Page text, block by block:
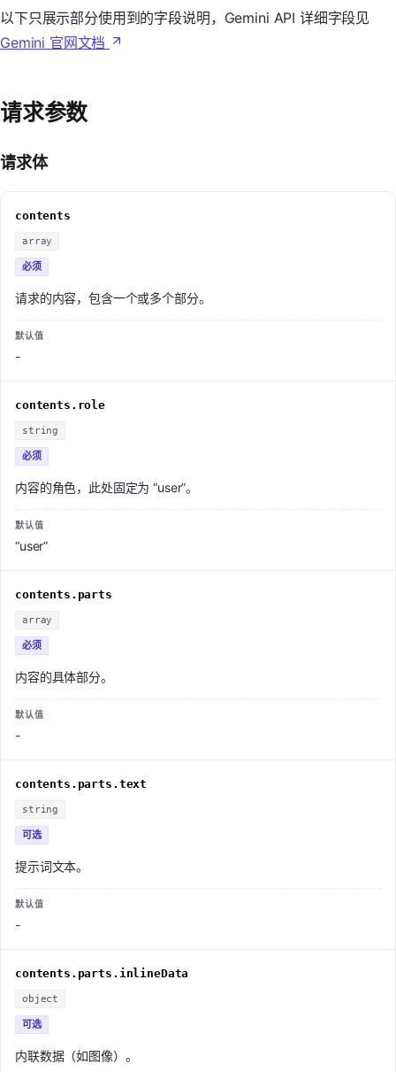
以下只展示部分使用到的字段说明，Gemini API 详细字段见
Gemini 官网文档
请求参数
请求体
contents
array
必须
-
请求的内容，包含一个或多个部分。
contents.role
string
必须
“user”
内容的角色，此处固定为 “user”。
contents.parts
array
必须
-
内容的具体部分。
contents.parts.text
string
可选
-
提示词文本。
contents.parts.inlineData
object
可选
内联数据（如图像）。